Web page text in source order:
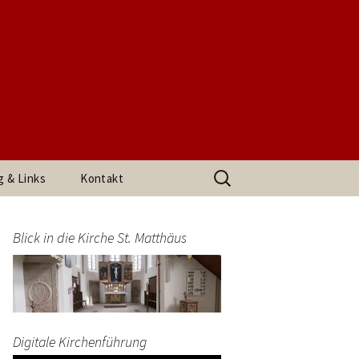
Matthäus
& Links Kontakt
Suchen
nach:
Blick in die Kirche St. Matthäus
Digitale Kirchenführung